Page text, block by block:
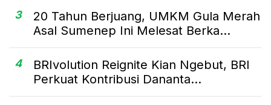
3
20 Tahun Berjuang, UMKM Gula Merah
Asal Sumenep Ini Melesat Berka...
4
BRIvolution Reignite Kian Ngebut, BRI
Perkuat Kontribusi Dananta...